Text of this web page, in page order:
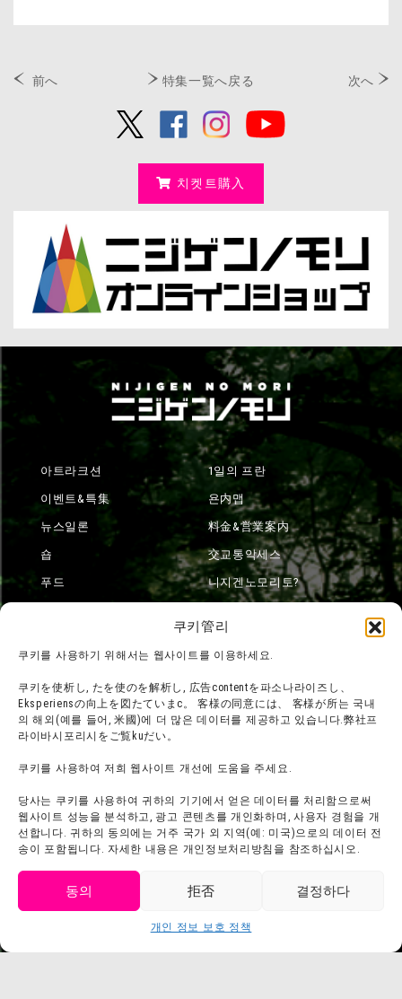
쿠키管리
쿠키를 사용하기 위해서는 웹사이트를 이용하세요.
쿠키を使析し, たを使のを解析し, 広告contentを파소나라이즈し、
Eksperiensの向上を図たていまс。 客様の同意には、 客様が所는 국내
의 해외(예를 들어, 米國)에 더 많은 데이터를 제공하고 있습니다.弊社프
라이바시포리시をご覧kuだい。
쿠키를 사용하여 저희 웹사이트 개선에 도움을 주세요.
당사는 쿠키를 사용하여 귀하의 기기에서 얻은 데이터를 처리함으로써
웹사이트 성능을 분석하고, 광고 콘텐츠를 개인화하며, 사용자 경험을 개
선합니다. 귀하의 동의에는 거주 국가 외 지역(예: 미국)으로의 데이터 전
송이 포함됩니다. 자세한 내용은 개인정보처리방침을 참조하십시오.
동의 拒否 결정하다
개인 정보 보호 정책
前へ 特集一覧へ戻る 次へ
치켓트購入
아트라크션
이벤트&특集
뉴스일론
숍
푸드
1일의 프란
욘内맵
料金&営業案内
交교통악세스
니지겐노모리토?
団体利用について
침비르딩프란
よKUあRU質問・
利用規約
프라이바시포리시
프레스리리스
메디아掲載実績
법에 대해 이야기하다
스탭프募集